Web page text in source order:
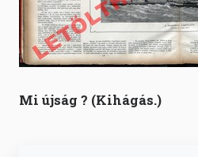
Mi újság ? (Kihágás.)